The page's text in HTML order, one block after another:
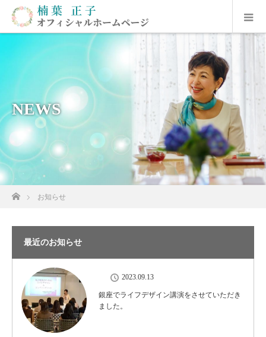
NEWS
ホームお知らせ
最近のお知らせ
2023.09.13
銀座でライフデザイン講演をさせていただき
ました。